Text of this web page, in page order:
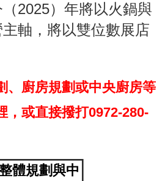
2025）年將以火鍋與
軸，將以雙位數展店
、廚房規劃或中央廚房等
，或直接撥打0972-280-
體規劃與中